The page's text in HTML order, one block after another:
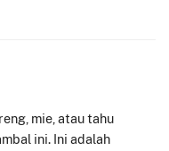
mie, atau tahu
ini. Ini adalah